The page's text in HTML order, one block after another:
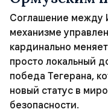
Соглашение между
механизме
кардинально
просто локальный
победа Тегерана,
новый статус в
безопасности.